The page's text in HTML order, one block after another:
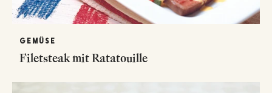
GEMÜSE
Filetsteak mit Ratatouille